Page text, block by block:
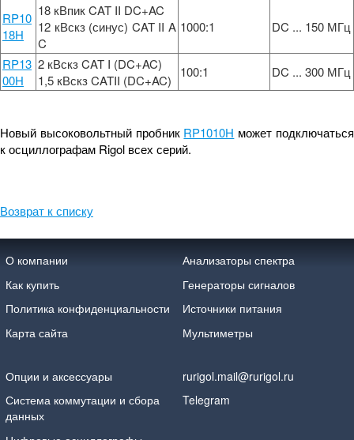
RP10
18H
18 кВпик CAT II DC+AC
12 кВскз (синус) CAT II A
C
1000:1 DC ... 150 МГц
RP13
00H
2 кВскз CAT I (DC+AC)
1,5 кВскз CATII (DC+AC)
100:1 DC ... 300 МГц
Новый высоковольтный пробник RP1010H может подключаться
к осциллографам Rigol всех серий.
Возврат к списку
О компании
Как купить
Политика конфиденциальности
Карта сайта
Анализаторы спектра
Генераторы сигналов
Источники питания
Мультиметры
Опции и аксессуары
Система коммутации и сбора
данных
rurigol.mail@rurigol.ru
Telegram